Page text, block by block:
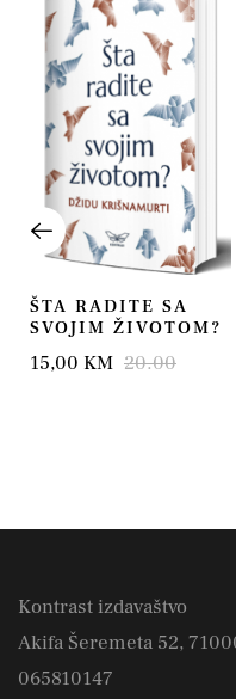
ŠTA RADITE SA
SVOJIM ŽIVOTOM?
15,00 KM 20.00
Kontrast izdavaštvo
Akifa Šeremeta 52,
065810147